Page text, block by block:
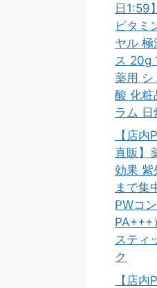
日1:59
ビタミ
ヤル 極
ス 20g
薬用 シ
酸 化粧
ラム 日
【店
直販】
効果 紫
まで集
PWコ
スティ
ク
【店